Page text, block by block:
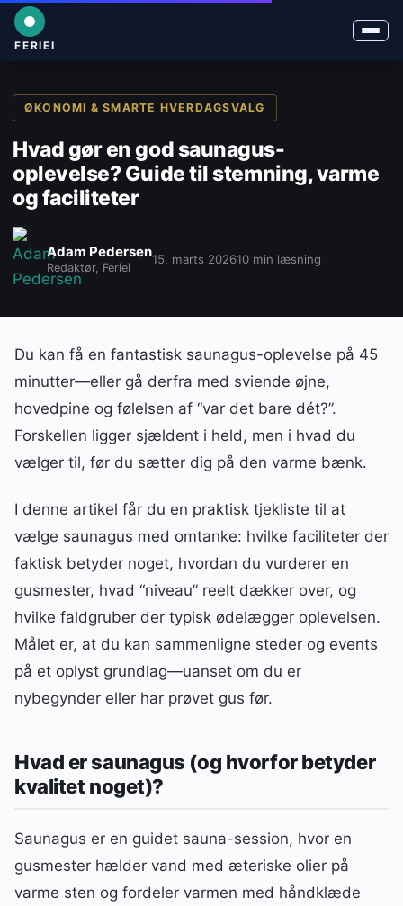
FERIEI
ØKONOMI & SMARTE HVERDAGSVALG
Hvad gør en god saunagus-
oplevelse? Guide til stemning, varme
og faciliteter
Adam Pedersen
Redaktør, Feriei
15. marts 202610 min læsning
Du kan få en fantastisk saunagus-oplevelse på 45
minutter—eller gå derfra med sviende øjne,
hovedpine og følelsen af “var det bare dét?”.
Forskellen ligger sjældent i held, men i hvad du
vælger til, før du sætter dig på den varme bænk.
I denne artikel får du en praktisk tjekliste til at
vælge saunagus med omtanke: hvilke faciliteter der
faktisk betyder noget, hvordan du vurderer en
gusmester, hvad “niveau” reelt dækker over, og
hvilke faldgruber der typisk ødelægger oplevelsen.
Målet er, at du kan sammenligne steder og events
på et oplyst grundlag—uanset om du er
nybegynder eller har prøvet gus før.
Hvad er saunagus (og hvorfor betyder
kvalitet noget)?
Saunagus er en guidet sauna-session, hvor en
gusmester hælder vand med æteriske olier på
varme sten og fordeler varmen med håndklæde